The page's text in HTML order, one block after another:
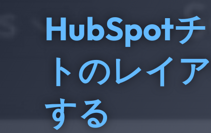
HubSpot
トのレイ
する